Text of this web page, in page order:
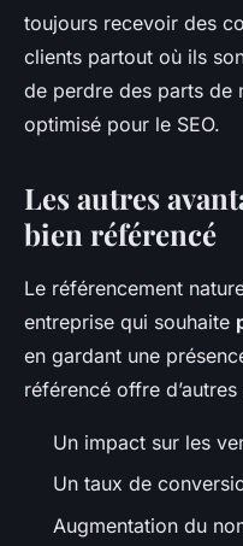
toujours recevoir des
clients partout où ils
de perdre des parts de
optimisé pour le SEO.
Les autres
bien référencé
Le référencement
entreprise qui souhaite
en gardant une
référencé offre
Un impact sur les
Un taux de
Augmentation du